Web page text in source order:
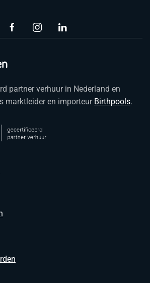
partner verhuur in Nederland en
marktleider en importeur Birthpools.